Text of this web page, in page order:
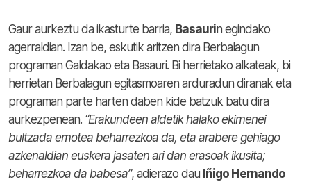
Gaur aurkeztu da ikasturte barria, Basaurin egindako
agerraldian. Izan be, eskutik aritzen dira Berbalagun
programan Galdakao eta Basauri. Bi herrietako alkateak, bi
herrietan Berbalagun egitasmoaren arduradun diranak eta
programan parte harten daben kide batzuk batu dira
aurkezpenean. “Erakundeen aldetik halako ekimenei
bultzada emotea beharrezkoa da, eta arabere gehiago
azkenaldian euskera jasaten ari dan erasoak ikusita;
beharrezkoa da babesa”, adierazo dau Iñigo Hernando